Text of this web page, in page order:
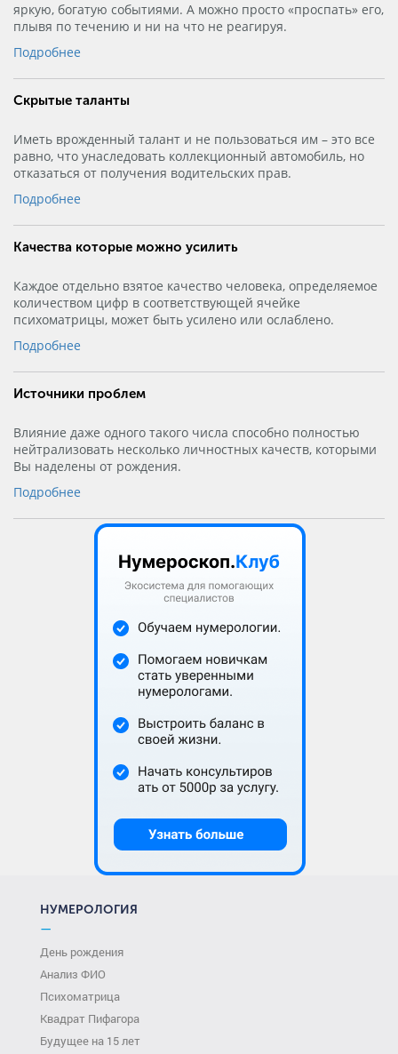
яркую, богатую событиями. А можно просто «проспать» его,
плывя по течению и ни на что не реагируя.
Подробнее
Скрытые таланты
Иметь врожденный талант и не пользоваться им – это все
равно, что унаследовать коллекционный автомобиль, но
отказаться от получения водительских прав.
Подробнее
Качества которые можно усилить
Каждое отдельно взятое качество человека, определяемое
количеством цифр в соответствующей ячейке
психоматрицы, может быть усилено или ослаблено.
Подробнее
Источники проблем
Влияние даже одного такого числа способно полностью
нейтрализовать несколько личностных качеств, которыми
Вы наделены от рождения.
Подробнее
НУМЕРОЛОГИЯ
—
День рождения
Анализ ФИО
Психоматрица
Квадрат Пифагора
Будущее на 15 лет